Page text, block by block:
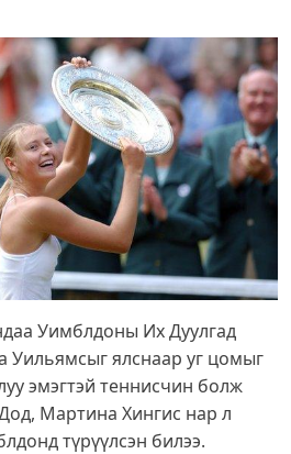
Уимблдоны Их Дуулгад
Уильямсыг ялснаар уг цомыг
эмэгтэй теннисчин болж
Мартина Хингис нар л
түрүүлсэн билээ.